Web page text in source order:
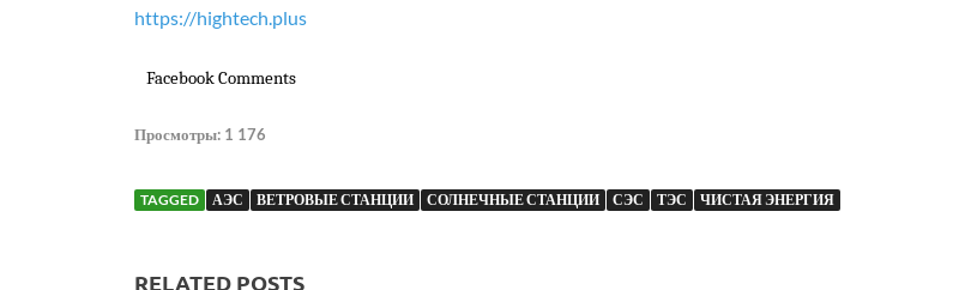
https://hightech.plus
Facebook Comments
Просмотры: 1 176
TAGGED АЭС ВЕТРОВЫЕ СТАНЦИИ СОЛНЕЧНЫЕ СТАНЦИИ СЭС ТЭС ЧИСТАЯ ЭНЕРГИЯ
RELATED POSTS